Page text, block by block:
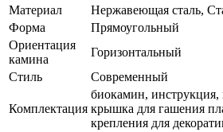
Материал
Нержавеющая сталь,
Форма
Прямоугольный
Ориентация
камина
Горизонтальный
Стиль
Современный
Комплектация
биокамин,
крышка для гашения
крепления для